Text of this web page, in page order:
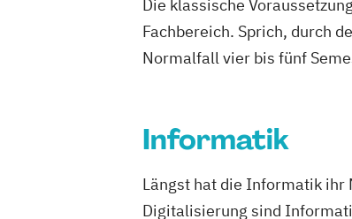
Die klassische
Fachbereich. Sprich, durch
Normalfall vier bis fünf
Informatik
Längst hat die Informatik ihr
Digitalisierung sind